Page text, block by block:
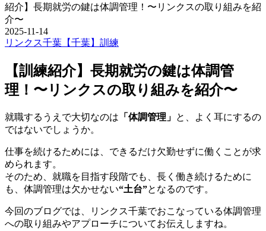
紹介】長期就労の鍵は体調管理！〜リンクスの取り組みを紹
介〜
2025-11-14
リンクス千葉 【千葉】訓練
【訓練紹介】長期就労の鍵は体調管
理！〜リンクスの取り組みを紹介〜
就職するうえで大切なのは 「体調管理」 と、よく耳にするの
ではないでしょうか。
仕事を続けるためには、できるだけ欠勤せずに働くことが求
められます。
そのため、就職を目指す段階でも、長く働き続けるために
も、体調管理は欠かせない“土台”となるのです。
今回のブログでは、リンクス千葉でおこなっている体調管理
への取り組みやアプローチについてお伝えしますね。